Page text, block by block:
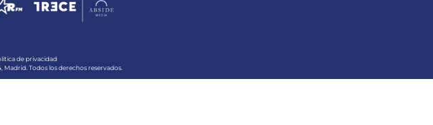
de privacidad
Madrid. Todos los derechos reservados.